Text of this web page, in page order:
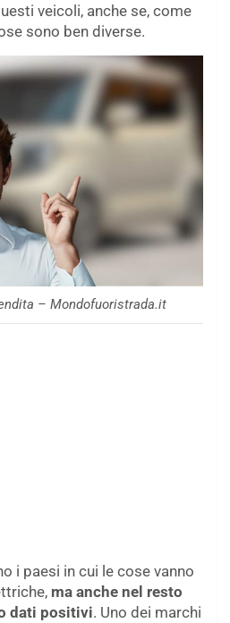
veicoli, anche se, come
sono ben diverse.
– Mondofuoristrada.it
i paesi in cui le cose vanno
ma anche nel resto
dati positivi. Uno dei marchi